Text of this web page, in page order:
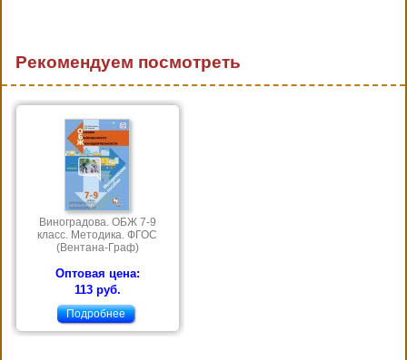
Рекомендуем посмотреть
Виноградова. ОБЖ 7-9
класс. Методика. ФГОС
(Вентана-Граф)
Оптовая цена:
113 руб.
Подробнее